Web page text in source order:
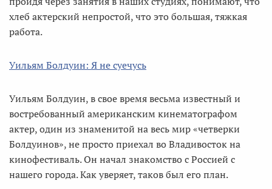
хлеб актерский непростой, что это большая, тяжкая
работа.
Уильям Болдуин: Я не суечусь
Уильям Болдуин, в свое время весьма известный и
востребованный американским кинематографом
актер, один из знаменитой на весь мир «четверки
Болдуинов», не просто приехал во Владивосток на
кинофестиваль. Он начал знакомство с Россией с
нашего города. Как уверяет, таков был его план.